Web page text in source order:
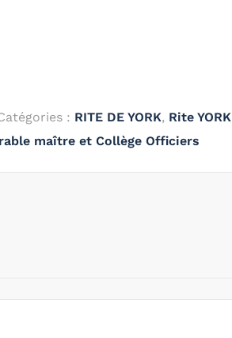
: RITE DE YORK, Rite YORK
maître et Collège Officiers